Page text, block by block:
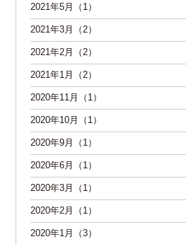
2021年5月（1）
2021年3月（2）
2021年2月（2）
2021年1月（2）
2020年11月（1）
2020年10月（1）
2020年9月（1）
2020年6月（1）
2020年3月（1）
2020年2月（1）
2020年1月（3）